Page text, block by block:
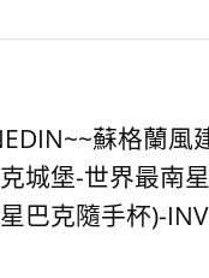
蘇格蘭風
城堡-世界最南
巴克隨手杯)-